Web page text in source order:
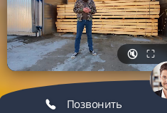
🔇 ⛶
Позвонить